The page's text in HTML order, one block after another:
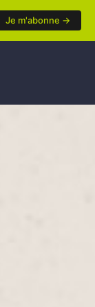
Je m'abonne →